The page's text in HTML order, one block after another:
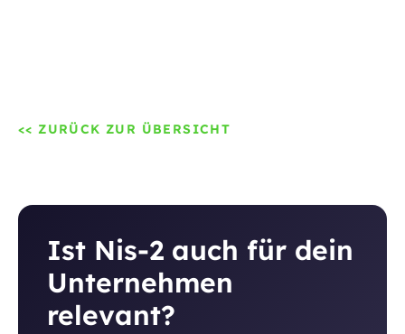
<< ZURÜCK ZUR ÜBERSICHT
Ist Nis-2 auch für dein
Unternehmen
relevant?